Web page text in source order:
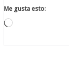
Me gusta esto:
Cargando...